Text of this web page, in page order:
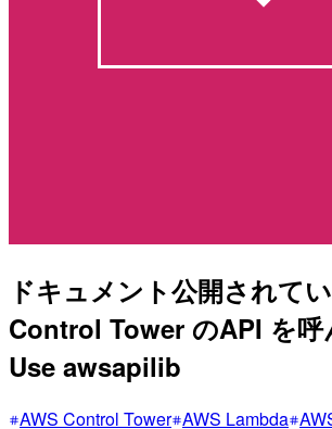
ドキュメント公開されて
Control Tower のAPI を呼
Use awsapilib
AWS Control Tower AWS Lambda